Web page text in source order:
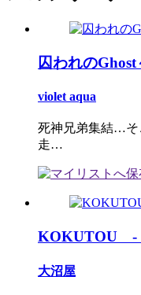
囚われのGhost
violet aqua
死神兄弟集結…そ
走…
KOKUTOU -
大沼屋